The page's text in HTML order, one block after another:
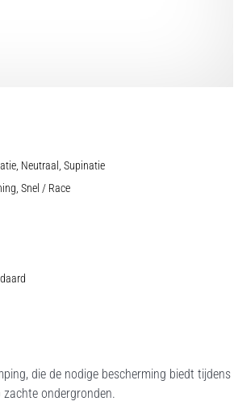
Neutraal, Supinatie
Snel / Race
die de nodige bescherming biedt tijdens
ondergronden.